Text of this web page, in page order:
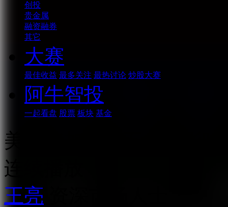
创投
贵金属
融资融券
其它
大赛
最佳收益 最多关注 最热讨论 炒股大赛
阿牛智投
一起看盘 股票 板块 基金
美联储加息，五六月影
连续播放
王亮